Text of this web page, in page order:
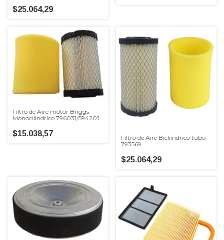
$25.064,29
Filtro de Aire motor Briggs
Monocilindrico 796031/594201
$15.038,57
Filtro de Aire Bicliindrico tubo
793569
$25.064,29